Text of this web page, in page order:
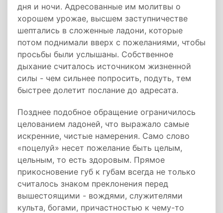
дня и ночи. Адресованные им молитвы о
хорошем урожае, высшем заступничестве
шептались в сложенные ладони, которые
потом поднимали вверх с пожеланиями, чтобы
просьбы были услышаны. Собственное
дыхание считалось источником жизненной
силы - чем сильнее попросить, подуть, тем
быстрее долетит послание до адресата.
Позднее подобное обращение ограничилось
целованием ладоней, что выражало самые
искренние, чистые намерения. Само слово
«поцелуй» несет пожелание быть целым,
цельным, то есть здоровым. Прямое
прикосновение губ к губам всегда не только
считалось знаком преклонения перед
вышестоящими - вождями, служителями
культа, богами, причастностью к чему-то